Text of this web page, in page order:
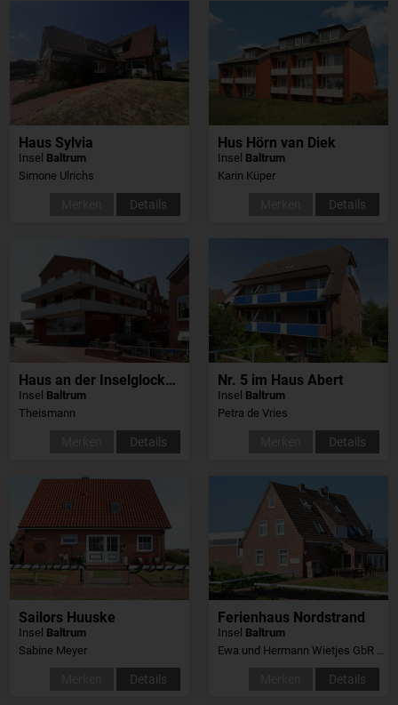
Haus Sylvia
Insel Baltrum
Simone Ulrichs
Details
Hus Hörn van Diek
Insel Baltrum
Karin Küper
Details
Haus an der Inselglocke, Whg20
Insel Baltrum
Theismann
Details
Nr. 5 im Haus Abert
Insel Baltrum
Petra de Vries
Details
Sailors Huuske
Insel Baltrum
Sabine Meyer
Details
Ferienhaus Nordstrand
Insel Baltrum
Ewa und Hermann Wietjes GbR Ferienhäuser
Details